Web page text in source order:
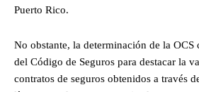
Puerto Rico.
No obstante, la determinación de la
del Código de Seguros para destacar la
contratos de seguros obtenidos a través